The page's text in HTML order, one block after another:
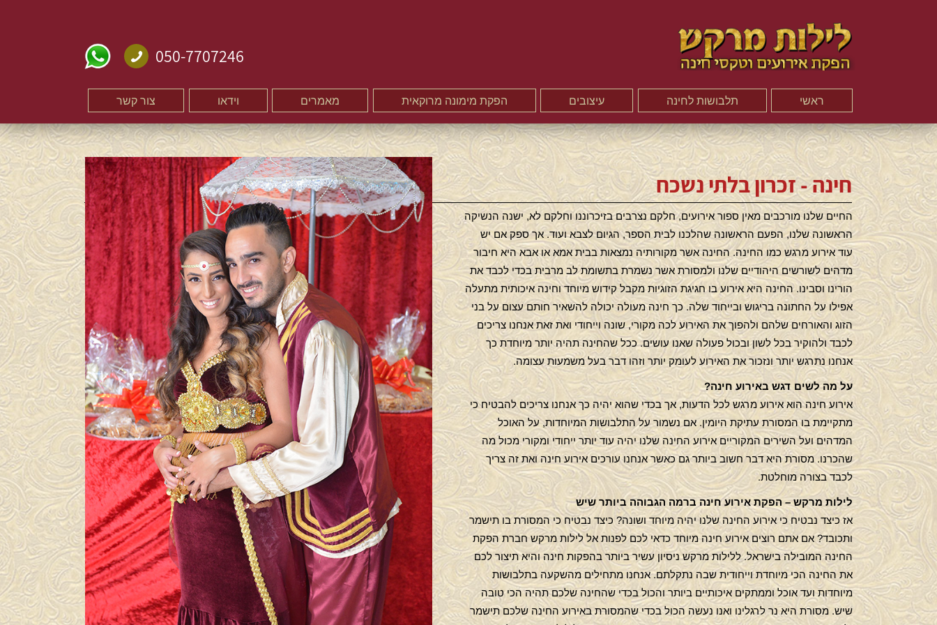
חינה - זכרון בלתי נשכח
החיים שלנו מורכבים מאין ספור אירועים, חלקם נצרבים בזיכרוננו וחלקם לא, ישנה הנשיקה
הראשונה שלנו, הפעם הראשונה שהלכנו לבית הספר, הגיום לצבא ועוד. אך ספק אם יש
עוד אירוע מרגש כמו החינה. החינה אשר מקורותיה נמצאות בבית אמא או אבא היא חיבור
מדהים לשורשים היהודיים שלנו ולמסורת אשר נשמרת בתשומת לב מרבית בכדי לכבד את
הורינו וסבינו. החינה היא אירוע בו חגיגת הזוגיות מקבל קידוש מיוחד וחינה איכותית מתעלה
אפילו על החתונה בריגוש ובייחוד שלה. כך חינה מעולה יכולה להשאיר חותם עצום על בני
הזוג והאורחים שלהם ולהפוך את האירוע לכה מקורי, שונה וייחודי ואת זאת אנחנו צריכים
לכבד ולהוקיר בכל לשון ובכול פעולה שאנו עושים. ככל שהחינה תהיה יותר מיוחדת כך
אנחנו נתרגש יותר ונזכור את האירוע לעומק יותר וזהו דבר בעל משמעות עצומה.
על מה לשים דגש באירוע חינה?
אירוע חינה הוא אירוע מרגש לכל הדעות, אך בכדי שהוא יהיה כך אנחנו צריכים להבטיח כי
מתקיימת בו המסורת עתיקת היומין. אם נשמור על התלבושות המיוחדות, על האוכל
המדהים ועל השירים המקוריים אירוע החינה שלנו יהיה עוד יותר ייחודי ומקורי מכול מה
שהכרנו. מסורת היא דבר חשוב ביותר גם כאשר אנחנו עורכים אירוע חינה ואת זה צריך
לכבד בצורה מוחלטת.
לילות מרקש – הפקת אירוע חינה ברמה הגבוהה ביותר שיש
אז כיצד נבטיח כי אירוע החינה שלנו יהיה מיוחד ושונה? כיצד נבטיח כי המסורת בו תישמר
ותכובד? אם אתם רוצים אירוע חינה מיוחד כדאי לכם לפנות אל לילות מרקש חברת הפקת
החינה המובילה בישראל. ללילות מרקש ניסיון עשיר ביותר בהפקות חינה והיא תיצור לכם
את החינה הכי מיוחדת וייחודית שבה נתקלתם. אנחנו מתחילים מהשקעה בתלבושות
מיוחדות ועד אוכל וממתקים איכותיים ביותר והכול בכדי שהחינה שלכם תהיה הכי טובה
שיש. מסורת היא נר לרגלינו ואנו נעשה הכול בכדי שהמסורת באירוע החינה שלכם תישמר
050-7707246
ראשי תלבושות לחינה עיצובים הפקת מימונה מרוקאית מאמרים וידאו צור קשר